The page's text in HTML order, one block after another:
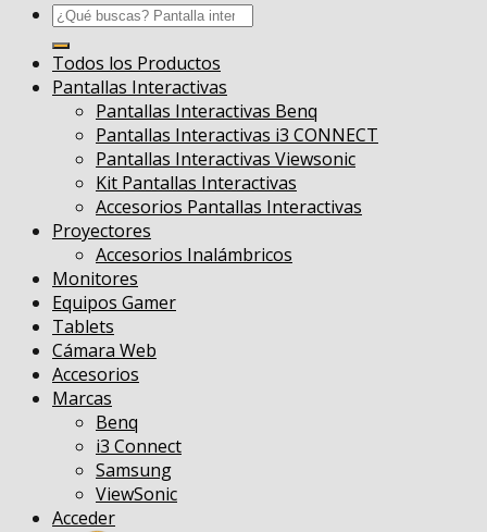
Buscar
por:
Todos los Productos
Pantallas Interactivas
Pantallas Interactivas Benq
Pantallas Interactivas i3 CONNECT
Pantallas Interactivas Viewsonic
Kit Pantallas Interactivas
Accesorios Pantallas Interactivas
Proyectores
Accesorios Inalámbricos
Monitores
Equipos Gamer
Tablets
Cámara Web
Accesorios
Marcas
Benq
i3 Connect
Samsung
ViewSonic
Acceder